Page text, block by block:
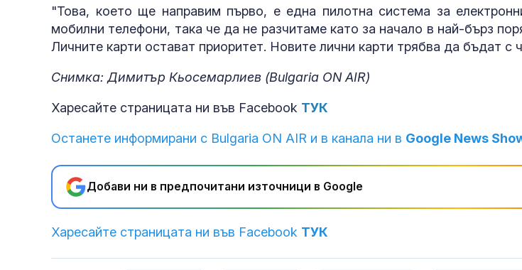
"Това, което ще направим първо, е една пилотна система за
мобилни телефони, така че да не разчитаме като за начало в най-бърз
Личните карти остават приоритет. Новите лични карти трябва да бъдат с
Снимка: Димитър Кьосемарлиев (Bulgaria ON AIR)
Харесайте страницата ни във Facebook ТУК
Останете информирани с Bulgaria ON AIR и в канала ни в Google News
Добави ни в предпочитани източници в Google
Харесайте страницата ни във Facebook ТУК
доста добре на Тейлър
Суифт
Храни и напитки за